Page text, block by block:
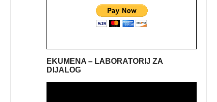
EKUMENA – LABORATORIJ ZA
DIJALOG